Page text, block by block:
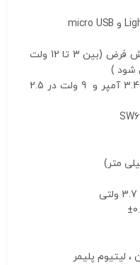
ولتاژ خروجی : 5 ولت به صورت پیش فرض (بین 3 تا 12 ولت
شود )
توان خروجی : 22.5 وات 5 ولت در 3.4 آمپر و 9 ولت در 2.5
، لیتیوم پلیمر